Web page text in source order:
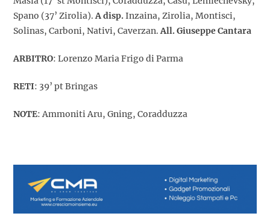
Spano (37’ Zirolia).A disp.Inzaina, Zirolia, Montisci,
Solinas, Carboni, Nativi, Caverzan.All. Giuseppe Cantara
ARBITRO: Lorenzo Maria Frigo di Parma
RETI: 39’ pt Bringas
NOTE: Ammoniti Aru, Gning, Coradduzza